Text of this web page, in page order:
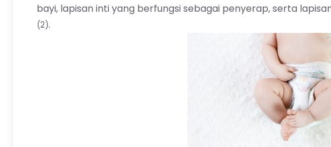
bayi, lapisan inti yang berfungsi sebagai penyerap, serta
(2).